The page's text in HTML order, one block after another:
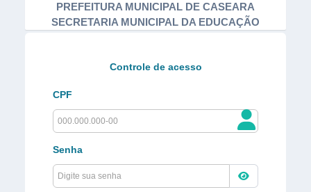
PREFEITURA MUNICIPAL DE CASEARA
SECRETARIA MUNICIPAL DA EDUCAÇÃO
Controle de acesso
CPF
Senha